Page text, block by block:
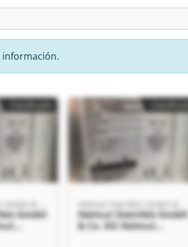
información.
GmbH
Helmut Steinfels GmbH
& Co. KG Helmut